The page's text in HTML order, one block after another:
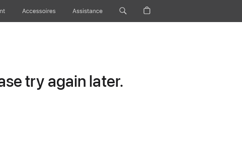
Accessoires Assistance
try again later.